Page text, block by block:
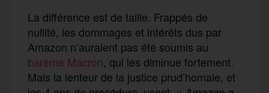
La différence est de taille. Frappés de
nullité, les dommages et intérêts dus par
Amazon n’auraient pas été soumis au
barème Macron, qui les diminue fortement.
Mais la lenteur de la justice prud’homale, et